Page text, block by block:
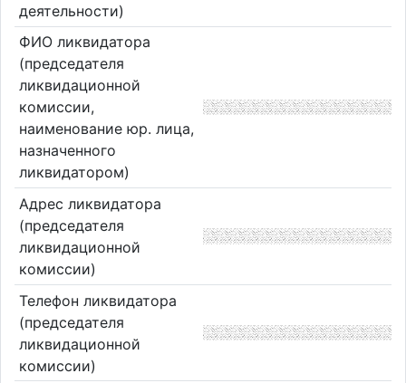
деятельности)
ФИО ликвидатора
(председателя
ликвидационной
комиссии,
наименование юр. лица,
назначенного
ликвидатором)
Адрес ликвидатора
(председателя
ликвидационной
комиссии)
Телефон ликвидатора
(председателя
ликвидационной
комиссии)